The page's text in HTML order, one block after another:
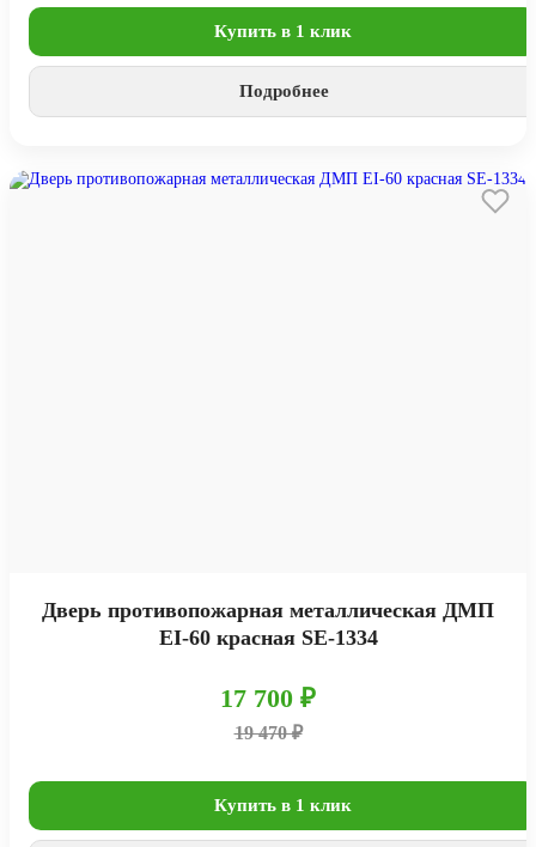
Купить в 1 клик
Подробнее
Дверь противопожарная металлическая ДМП
EI-60 красная SE-1334
17 700 ₽
19 470 ₽
Купить в 1 клик